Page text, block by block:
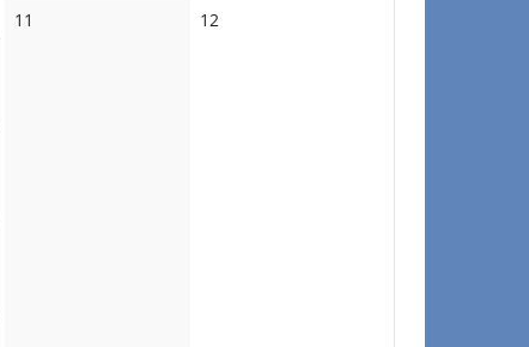
11 12